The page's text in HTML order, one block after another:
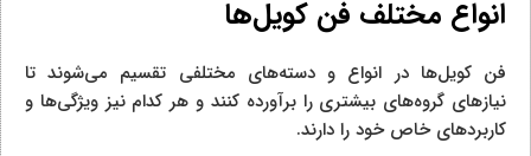
انواع مختلف فن کویل‌ها
فن کویل‌ها در انواع و دسته‌های مختلفی تقسیم می‌شوند تا
نیازهای گروه‌های بیشتری را برآورده کنند و هر کدام نیز ویژگی‌ها و
کاربردهای خاص خود را دارند.